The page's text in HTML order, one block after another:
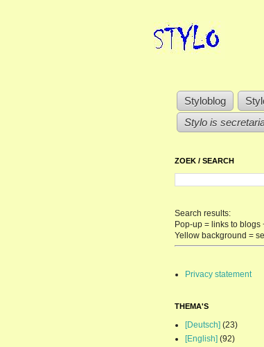
Styloblog
Stylo is
ZOEK / SEARCH
Search results:
Pop-up = links to blogs
Yellow background =
Privacy statement
THEMA'S
[Deutsch] (23)
[English] (92)